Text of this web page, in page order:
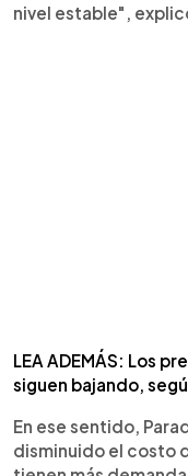
nivel estable",
LEA ADEMÁS: Los
siguen bajando,
En ese sentido,
disminuido el costo